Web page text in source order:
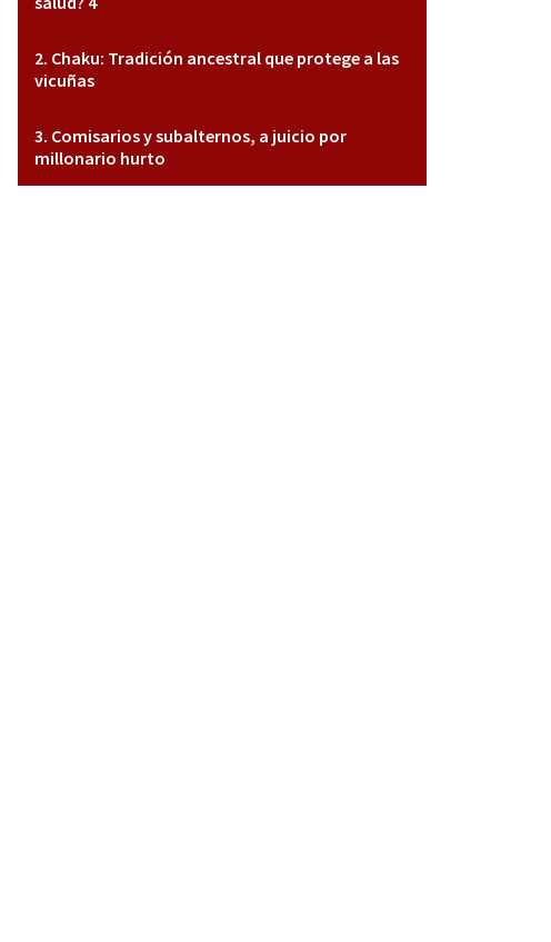
Chaku: Tradición ancestral que protege a las
vicuñas
Comisarios y subalternos, a juicio por
millonario hurto